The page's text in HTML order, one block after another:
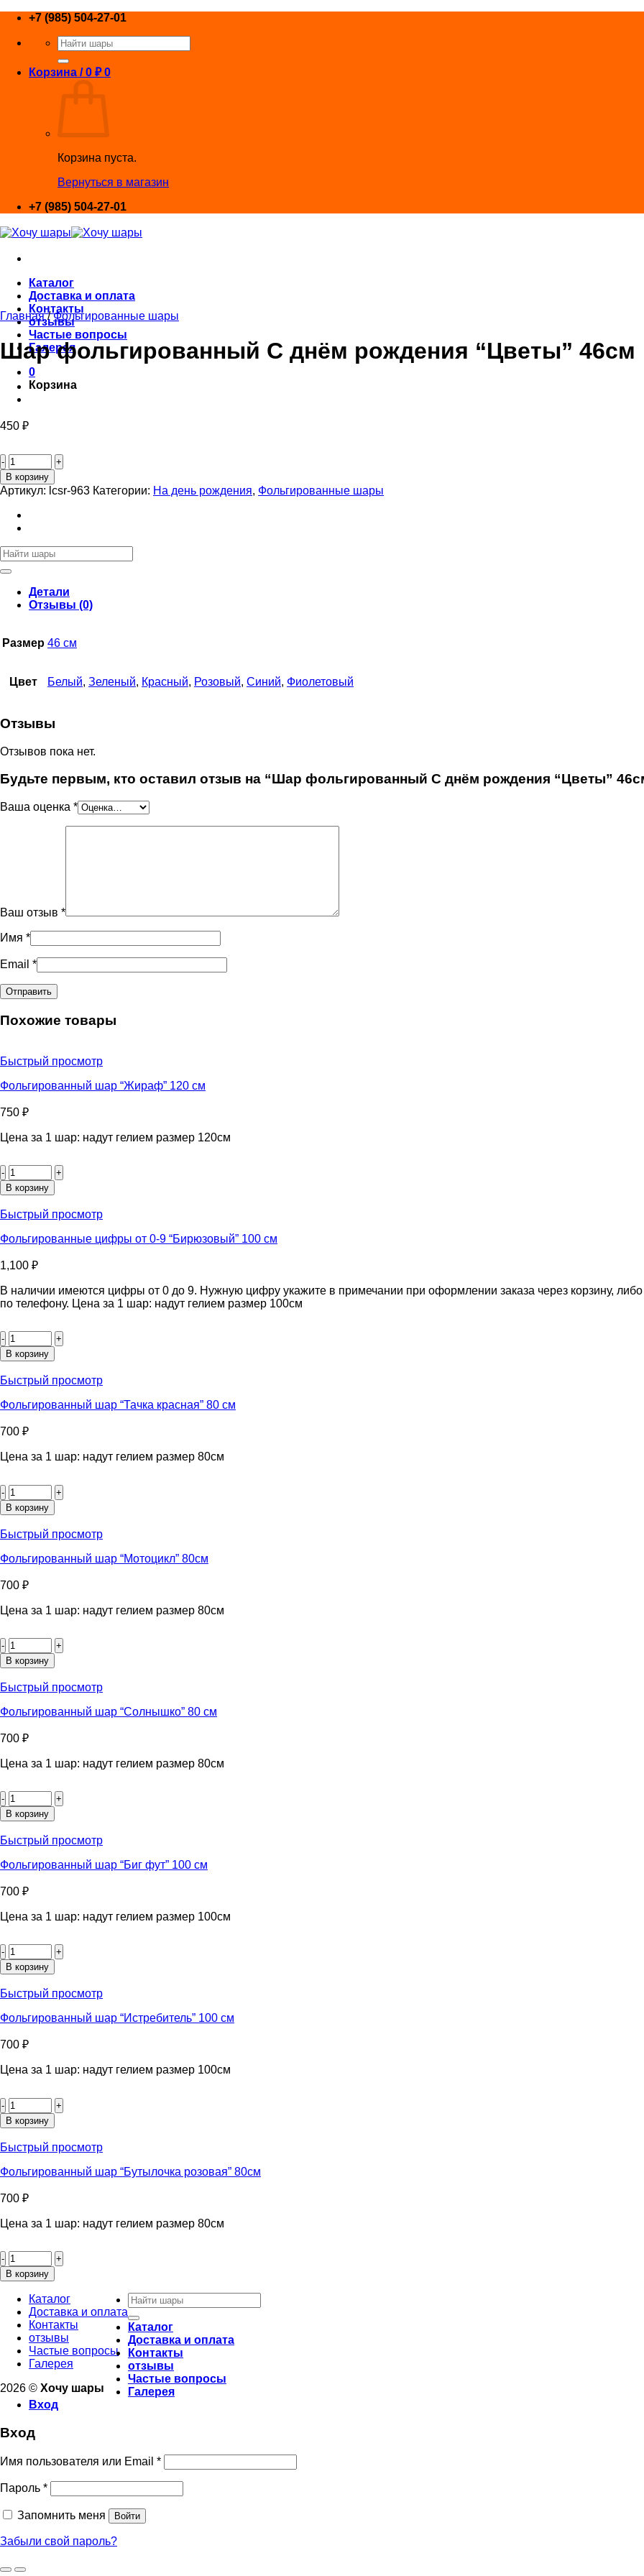
Skip
content
+7 (985) 504-27-01
Искать:
Корзина /0 ₽ 0
Корзина пуста.
Вернуться в магазин
+7 (985) 504-27-01
Каталог
Доставка и оплата
Контакты
отзывы
Частые вопросы
Галерея
0
Корзина
Главная / Фольгированные шары
Шар фольгированный С днём рождения “Цветы” 46см
450 ₽
товара
Шар
фольгированный
днём
рождения
46см
В корзину
Артикул: lcsr-963 Категории: На день рождения, Фольгированные шары
Искать:
Детали
Отзывы (0)
Размер 46 см
Цвет Белый, Зеленый, Красный, Розовый, Синий, Фиолетовый
Отзывы
Отзывов пока нет.
Будьте первым, кто оставил отзыв на “Шар фольгированный С днём рождения “Цветы”
Ваша оценка *
Ваш отзыв *
Имя *
Email *
Похожие товары
Быстрый просмотр
Фольгированный шар “Жираф” 120 см
750 ₽
Цена за 1 шар: надут гелием размер 120см
товара
Фольгированный
"Жираф"
см
В корзину
Быстрый просмотр
Фольгированные цифры от 0-9 “Бирюзовый” 100 см
1,100 ₽
В наличии имеются цифры от 0 до 9. Нужную цифру укажите в примечании при оформлении заказа через корзину,
по телефону. Цена за 1 шар: надут гелием размер 100см
товара
Фольгированные
от
9
100
В корзину
Быстрый просмотр
Фольгированный шар “Тачка красная” 80 см
700 ₽
Цена за 1 шар: надут гелием размер 80см
товара
Фольгированный
шар
"Тачка
80
В корзину
Быстрый просмотр
Фольгированный шар “Мотоцикл” 80см
700 ₽
Цена за 1 шар: надут гелием размер 80см
товара
Фольгированный
“Мотоцикл”
В корзину
Быстрый просмотр
Фольгированный шар “Солнышко” 80 см
700 ₽
Цена за 1 шар: надут гелием размер 80см
товара
Фольгированный
"Солнышко"
см
В корзину
Быстрый просмотр
Фольгированный шар “Биг фут” 100 см
700 ₽
Цена за 1 шар: надут гелием размер 100см
товара
Фольгированный
"Биг
100
В корзину
Быстрый просмотр
Фольгированный шар “Истребитель” 100 см
700 ₽
Цена за 1 шар: надут гелием размер 100см
товара
Фольгированный
"Истребитель"
см
В корзину
Быстрый просмотр
Фольгированный шар “Бутылочка розовая” 80см
700 ₽
Цена за 1 шар: надут гелием размер 80см
товара
Фольгированный
"Бутылочка
розовая"
80см
В корзину
Каталог
Доставка и оплата
Контакты
отзывы
Частые вопросы
Галерея
2026 © Хочу шары
Искать:
Каталог
Доставка и оплата
Контакты
отзывы
Частые вопросы
Галерея
Вход
Вход
Имя пользователя или Email *
Пароль *
Запомнить меня Войти
Забыли свой пароль?